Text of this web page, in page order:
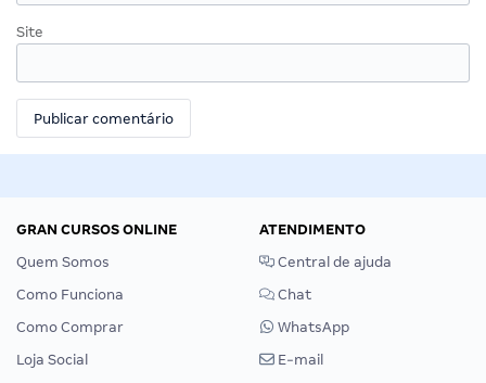
Site
GRAN CURSOS ONLINE
Quem Somos
Como Funciona
Como Comprar
Loja Social
ATENDIMENTO
Central de ajuda
Chat
WhatsApp
E-mail